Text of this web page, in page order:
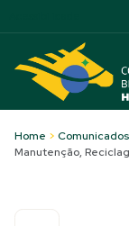
Home > Comunicados
Manutenção,